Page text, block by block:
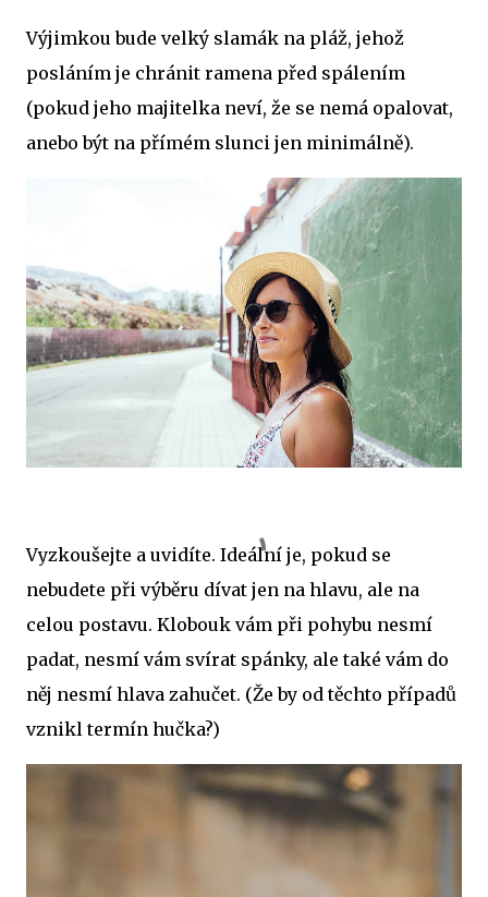
Výjimkou bude velký slamák na pláž, jehož
posláním je chránit ramena před spálením
(pokud jeho majitelka neví, že se nemá opalovat,
anebo být na přímém slunci jen minimálně).
Vyzkoušejte a uvidíte. Ideální je, pokud se
nebudete při výběru dívat jen na hlavu, ale na
celou postavu. Klobouk vám při pohybu nesmí
padat, nesmí vám svírat spánky, ale také vám do
něj nesmí hlava zahučet. (Že by od těchto případů
vznikl termín hučka?)